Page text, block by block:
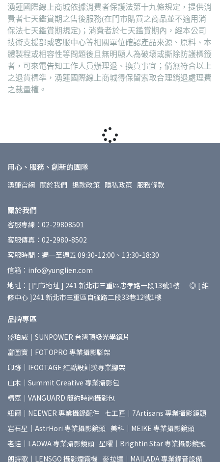
湧蓮國際線上商城依據消費者保護法第十九條規定，提供消
費者七天鑑賞期之售後服務(在門市購買之商品並不適用消
保法七天鑑賞期規定)；消費者於七天鑑賞期內，經本公司
技術支援部或客服中心等相關單位確認產品來源、原料、本
體製程或相容性等問題後且無明顯人為破壞或撕除防護標籤
者，可來電告知工作人員辦理退、換貨事宜；倘無符合以上
之退貨標準，湧蓮國際線上商城得保留索取合理銷退處理費
之裁量權。
用心、服務、創新的團隊
湧蓮官網 關於我們 退款政策 隱私政策 服務條款
關於我們
客服專線：02-29808501
客服傳真：02-2980-8502
客服時間：週一至週五 09:30-12:00、13:30-18:30
信箱：info@yunglien.com
地址：[ 門市地址 ] 241 新北市三重區忠孝路一段13號1樓 ◎ [ 維
修中心 ]241 新北市三重區自強路二段33巷12號1樓
品牌專區
盛珀威｜SUNPOWER 台灣頂級光學鏡片
富圖寶｜FOTOPRO 專業攝影腳架
印跡｜IFOOTAGE 紅點設計獎專業腳架
山木｜Summit Creative 專業攝影包
精嘉｜VANGUARD 簡約時尚攝影包
紐爾｜NEEWER 專業攝錄配件 七工匠｜7Artisans 專業攝影鏡頭
岩石星｜AstrHori 專業攝影鏡頭 美科｜MEIKE 專業攝影鏡頭
老蛙｜LAOWA 專業攝影鏡頭 星曜｜Brightin Star 專業攝影鏡頭
朗詩歌｜LENSGO 攝影煙霧機 麥拉達｜MAILADA 專業錄音設備